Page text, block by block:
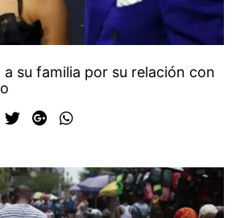
su familia por su relación con